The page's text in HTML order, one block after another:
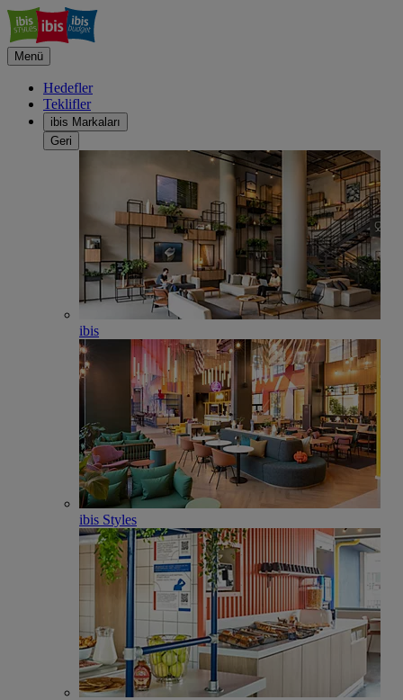
Menü
Hedefler
Teklifler
ibis Markaları
Geri
ibis
ibis Styles